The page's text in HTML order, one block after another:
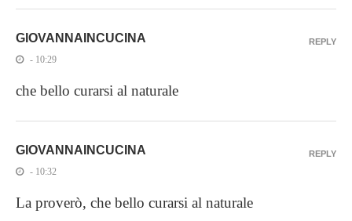
GIOVANNAINCUCINA
- 10:29
che bello curarsi al naturale
REPLY
GIOVANNAINCUCINA
- 10:32
La proverò, che bello curarsi al naturale
REPLY